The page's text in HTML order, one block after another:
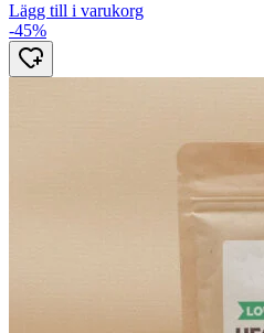
Lägg till i varukorg
-45%